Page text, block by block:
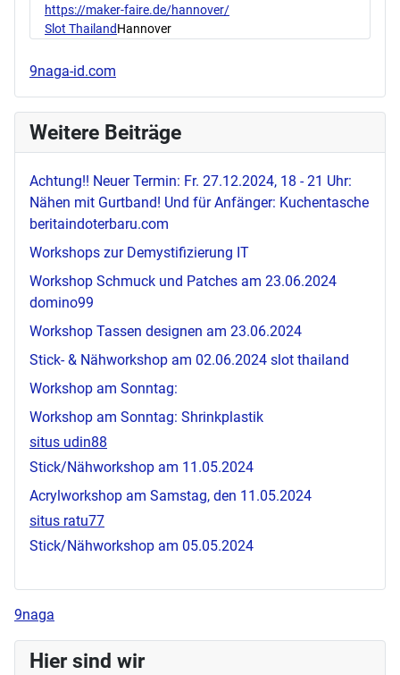
https://maker-faire.de/hannover/
Slot ThailandHannover
9naga-id.com
Weitere Beiträge
Achtung!! Neuer Termin: Fr. 27.12.2024, 18 - 21 Uhr:
Nähen mit Gurtband! Und für Anfänger: Kuchentasche
beritaindoterbaru.com
Workshops zur Demystifizierung IT
Workshop Schmuck und Patches am 23.06.2024
domino99
Workshop Tassen designen am 23.06.2024
Stick- & Nähworkshop am 02.06.2024 slot thailand
Workshop am Sonntag:
Workshop am Sonntag: Shrinkplastik
situs udin88
Stick/Nähworkshop am 11.05.2024
Acrylworkshop am Samstag, den 11.05.2024
situs ratu77
Stick/Nähworkshop am 05.05.2024
9naga
Hier sind wir